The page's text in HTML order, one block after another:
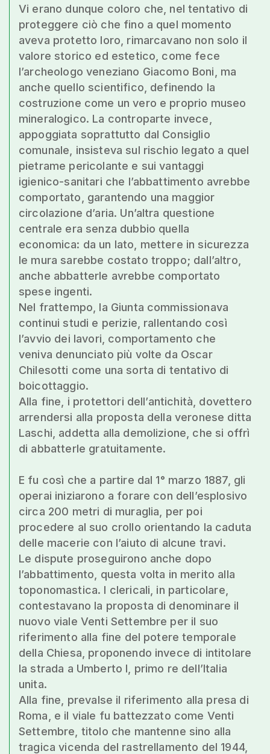
Vi erano dunque coloro che, nel tentativo di
proteggere ciò che fino a quel momento
aveva protetto loro, rimarcavano non solo il
valore storico ed estetico, come fece
l’archeologo veneziano Giacomo Boni, ma
anche quello scientifico, definendo la
costruzione come un vero e proprio museo
mineralogico. La controparte invece,
appoggiata soprattutto dal Consiglio
comunale, insisteva sul rischio legato a quel
pietrame pericolante e sui vantaggi
igienico-sanitari che l’abbattimento avrebbe
comportato, garantendo una maggior
circolazione d’aria. Un’altra questione
centrale era senza dubbio quella
economica: da un lato, mettere in sicurezza
le mura sarebbe costato troppo; dall’altro,
anche abbatterle avrebbe comportato
spese ingenti.
Nel frattempo, la Giunta commissionava
continui studi e perizie, rallentando così
l’avvio dei lavori, comportamento che
veniva denunciato più volte da Oscar
Chilesotti come una sorta di tentativo di
boicottaggio.
Alla fine, i protettori dell’antichità, dovettero
arrendersi alla proposta della veronese ditta
Laschi, addetta alla demolizione, che si offrì
di abbatterle gratuitamente.
E fu così che a partire dal 1° marzo 1887, gli
operai iniziarono a forare con dell’esplosivo
circa 200 metri di muraglia, per poi
procedere al suo crollo orientando la caduta
delle macerie con l’aiuto di alcune travi.
Le dispute proseguirono anche dopo
l’abbattimento, questa volta in merito alla
toponomastica. I clericali, in particolare,
contestavano la proposta di denominare il
nuovo viale Venti Settembre per il suo
riferimento alla fine del potere temporale
della Chiesa, proponendo invece di intitolare
la strada a Umberto I, primo re dell’Italia
unita.
Alla fine, prevalse il riferimento alla presa di
Roma, e il viale fu battezzato come Venti
Settembre, titolo che mantenne sino alla
tragica vicenda del rastrellamento del 1944,